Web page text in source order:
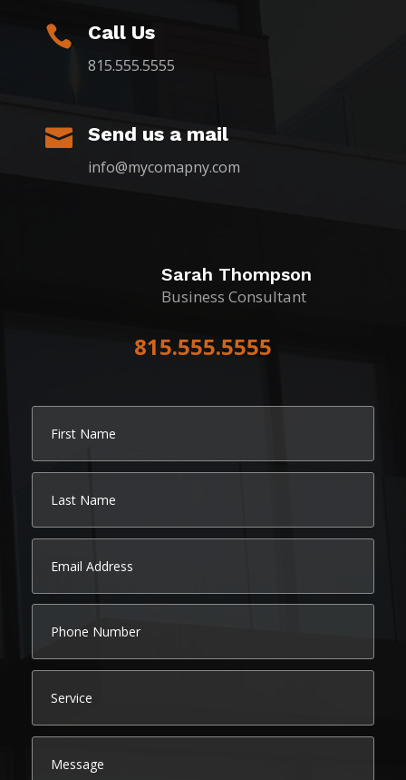
 Call Us
815.555.5555
 Send us a mail
info@mycomapny.com
Sarah Thompson
Business Consultant
815.555.5555